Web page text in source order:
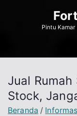
Pintu
Jual
Stock,
Beranda